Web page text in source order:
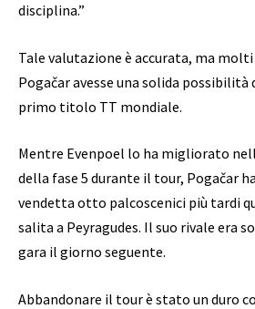
disciplina.”
Tale valutazione è accurata, ma molti
Pogačar avesse una solida
primo titolo TT mondiale.
Mentre Evenpoel lo ha migliorato
della fase 5 durante il tour, Pogačar
vendetta otto palcoscenici più tardi
salita a Peyragudes. Il suo rivale era
gara il giorno seguente.
Abbandonare il tour è stato un duro